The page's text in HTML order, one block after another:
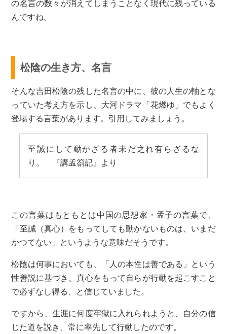
の名言の数々が消えてしまうことなく現代に残っている
んですね。
松陰の生き方、名言
そんな吉田松陰の残した名言の中に、彼の人生の軸とな
っていた考え方を示し、大河ドラマ「花燃ゆ」でもよく
登場する言葉があります。引用してみましょう。
至誠にして動かざる者未だ之れ有らざるな
り。 『講孟箚記』より
この言葉はもともとは中国の思想家・孟子の言葉で、
「至誠（真心）をもってしても動かないものは、いまだ
かつてない」というような意味だそうです。
松陰は何事においても、「人の本性は善である」という
性善説に基づき、真心をもって自らが行動を起こすこと
で必ずなし得る、と信じていました。
ですから、生涯に何度牢獄に入れられようと、自分の信
じた道を説き、常に率先して行動したのです。